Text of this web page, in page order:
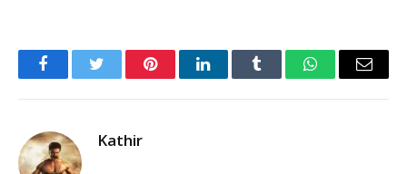
FacebookTwitter PinterestLinkedInTumblr WhatsAppEmail
Kathir